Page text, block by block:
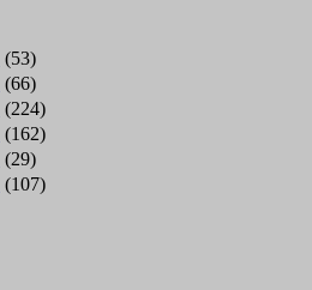
(53)
(66)
(224)
(162)
(29)
(107)